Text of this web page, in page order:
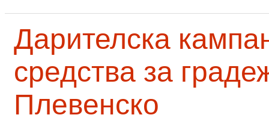
Дарителска
средства за
Плевенско